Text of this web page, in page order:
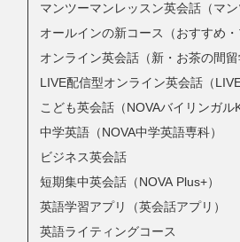
マンツーマンレッスン英会話（マン
オールインの新コース（おすすめ・
オンライン英会話（新・お茶の間留
LIVE配信型オンライン英会話（LIVE
こども英会話（NOVAバイリンガル
中学英語（NOVA中学英語専科）
ビジネス英会話
短期集中英会話（NOVA Plus+）
英語学習アプリ（英会話アプリ）
英語ライティングコース